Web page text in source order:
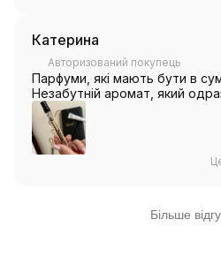
Катерина
Авторизований покупець
Парфуми, які мають бути в
Незабутній аромат, який
Більше